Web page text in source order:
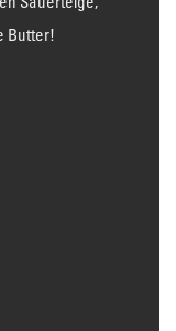
Butter!